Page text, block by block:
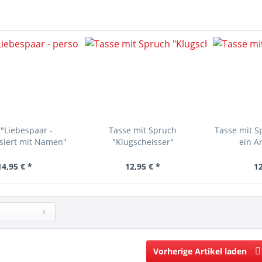
-
mit Namen"
€ *
Tasse mit Spruch
"Klugscheisser"
12,95 € *
Tasse mit
ein
Vorherige Artikel laden